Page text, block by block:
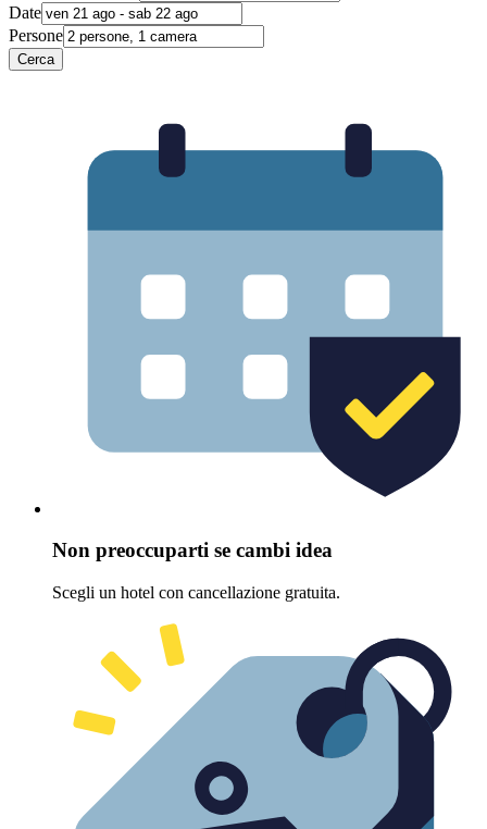
Date
Persone
Cerca
Non preoccuparti se cambi idea
Scegli un hotel con cancellazione gratuita.